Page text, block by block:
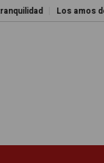
Los amos del mundo